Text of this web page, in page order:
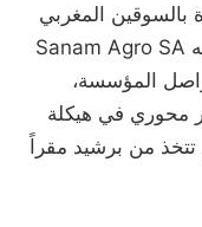
المغربي
والإفريقي. وفي الوقت الذي تحافظ فيه Sanam Agro SA
المؤسسة،
محوري في هيكلة
تتخذ من برشيد مقراً